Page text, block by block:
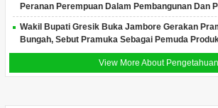
Peranan Perempuan Dalam Pembangunan Dan
Wakil Bupati Gresik Buka Jambore Gerakan
Bungah, Sebut Pramuka Sebagai Pemuda
View More About Pengetahuan